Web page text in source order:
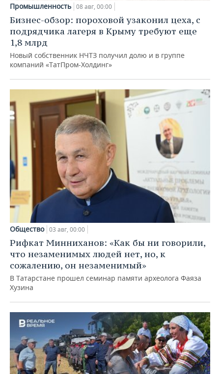
Промышленность 08 авг, 00:00
Бизнес-обзор: пороховой узаконил цеха, с
подрядчика лагеря в Крыму требуют еще
1,8 млрд
Новый собственник НЧТЗ получил долю и в группе
компаний «ТатПром-Холдинг»
Общество 03 авг, 00:00
Рифкат Минниханов: «Как бы ни говорили,
что незаменимых людей нет, но, к
сожалению, он незаменимый»
В Татарстане прошел семинар памяти археолога Фаяза
Хузина